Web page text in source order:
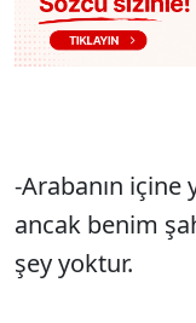
-Arabanın içine
ancak benim
şey yoktur.